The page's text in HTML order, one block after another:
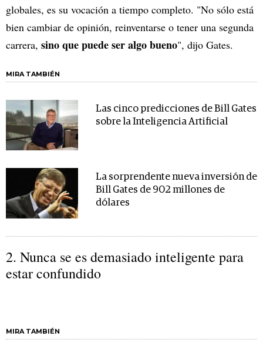
globales, es su vocación a tiempo completo. "No sólo está
bien cambiar de opinión, reinventarse o tener una segunda
carrera, sino que puede ser algo bueno", dijo Gates.
MIRA TAMBIÉN
Las cinco predicciones de Bill Gates
sobre la Inteligencia Artificial
La sorprendente nueva inversión de
Bill Gates de 902 millones de
dólares
2. Nunca se es demasiado inteligente para
estar confundido
MIRA TAMBIÉN